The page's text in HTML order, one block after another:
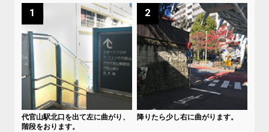
1
代官山駅北口を出て左に曲がり、
階段をおります。
2
降りたら少し右に曲がります。